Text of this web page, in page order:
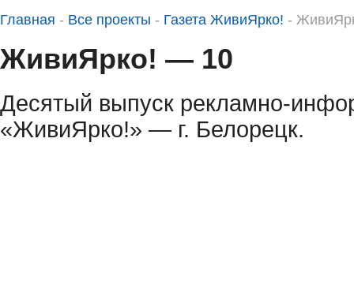
Главная - Все проекты - Газета ЖивиЯрко! -
ЖивиЯрко! — 10
Десятый выпуск рекламно-
«ЖивиЯрко!» — г. Белорецк.